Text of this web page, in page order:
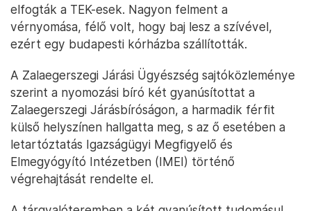
elfogták a TEK-esek. Nagyon felment a
vérnyomása, félő volt, hogy baj lesz a szívével,
ezért egy budapesti kórházba szállították.
A Zalaegerszegi Járási Ügyészség sajtóközleménye
szerint a nyomozási bíró két gyanúsítottat a
Zalaegerszegi Járásbíróságon, a harmadik férfit
külső helyszínen hallgatta meg, s az ő esetében a
letartóztatás Igazságügyi Megfigyelő és
Elmegyógyító Intézetben (IMEI) történő
végrehajtását rendelte el.